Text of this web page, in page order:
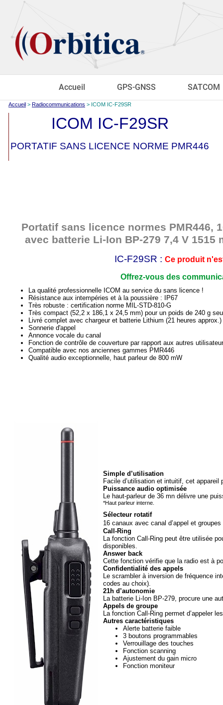
Accueil GPS-GNSS SATCOM
Accueil > Radiocommunications > ICOM IC-F29SR
ICOM IC-F29SR
PORTATIF SANS LICENCE NORME PMR446
Portatif sans licence normes PMR446,
avec batterie Li-Ion BP-279 7,4 V 1515
IC-F29SR : Ce produit
Offrez-vous des
La qualité professionnelle ICOM au service du sans licence !
Résistance aux intempéries et à la poussière : IP67
Très robuste : certification norme MIL-STD-810-G
Très compact (52,2 x 186,1 x 24,5 mm) pour un poids de 240 g
Livré complet avec chargeur et batterie Lithium (21 heures approx.)
Sonnerie d'appel
Annonce vocale du canal
Fonction de contrôle de couverture par rapport aux autres
Compatible avec nos anciennes gammes PMR446
Qualité audio exceptionnelle, haut parleur de 800 mW
Simple d’utilisation
Facile d’utilisation et intuitif, cet
Puissance audio optimisée
Le haut-parleur de 36 mn délivre une
*Haut parleur interne.
Sélecteur rotatif
16 canaux avec canal d’appel et
Call-Ring
La fonction Call-Ring peut être utilisée
disponibles.
Answer back
Cette fonction vérifie que la radio est à
Confidentialité des appels
Le scrambler à inversion de fréquence
codes au choix).
21h d’autonomie
La batterie Li-Ion BP-279, procure une
Appels de groupe
La fonction Call-Ring permet d’appeler
Autres caractéristiques
Alerte batterie faible
3 boutons programmables
Verrouillage des touches
Fonction scanning
Ajustement du gain micro
Fonction moniteur